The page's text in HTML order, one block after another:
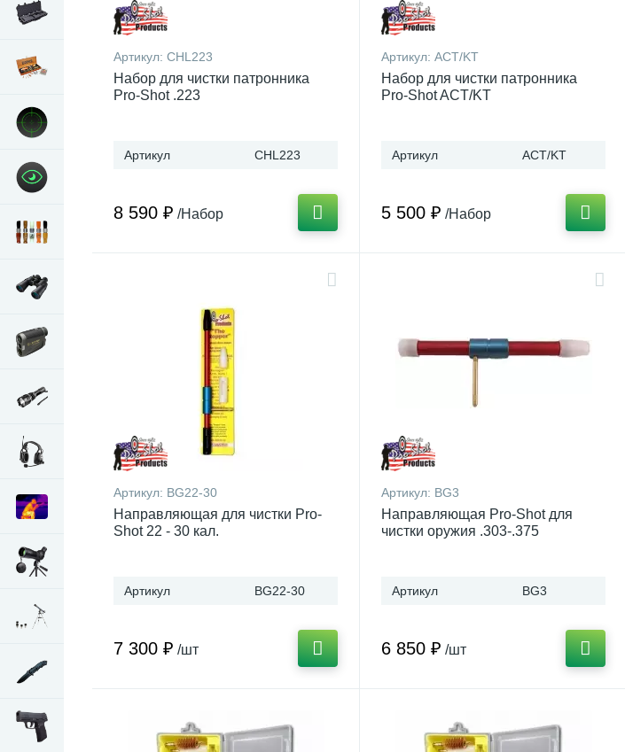
Артикул: CHL223
Набор для чистки патронника
Pro-Shot .223
Артикул CHL223
8 590 ₽ /Набор
Артикул: ACT/KT
Набор для чистки патронника
Pro-Shot ACT/KT
Артикул ACT/KT
5 500 ₽ /Набор
Артикул: BG22-30
Направляющая для чистки Pro-
Shot 22 - 30 кал.
Артикул BG22-30
7 300 ₽ /шт
Артикул: BG3
Направляющая Pro-Shot для
чистки оружия .303-.375
Артикул BG3
6 850 ₽ /шт